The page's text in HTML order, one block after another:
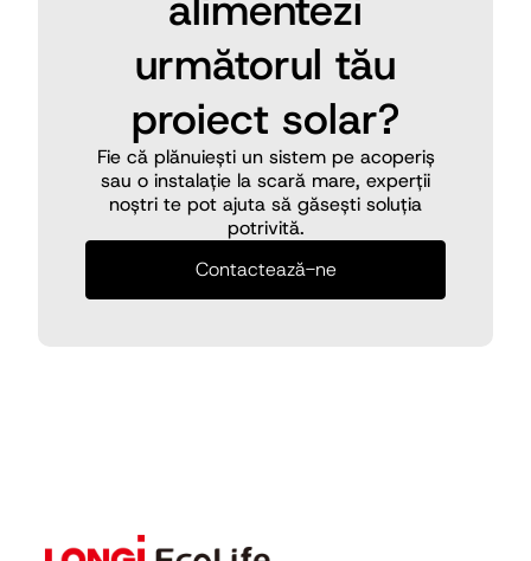
următorul tău
proiect solar?
Fie că plănuiești un sistem pe acoperiș
sau o instalație la scară mare, experții
noștri te pot ajuta să găsești soluția
potrivită.
Contactează-ne